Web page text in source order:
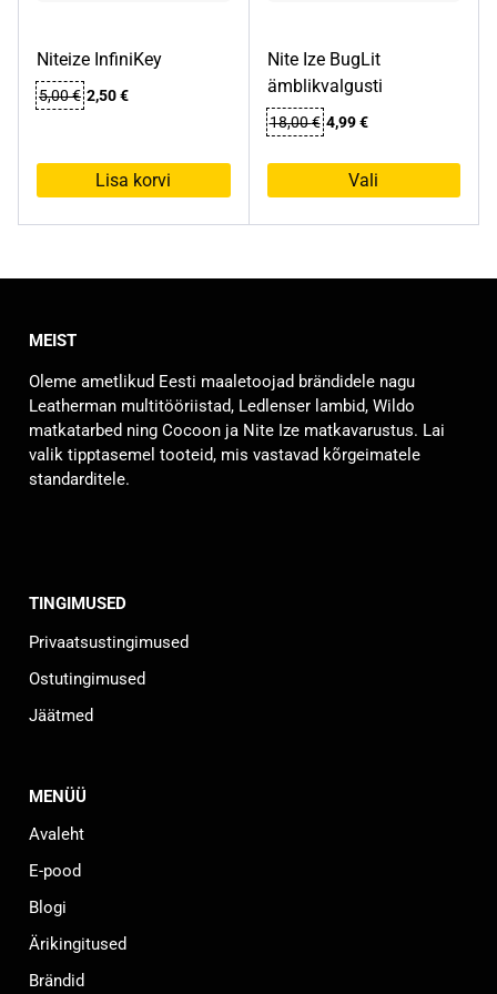
Niteize InfiniKey
5,00€ Algne
2,50€Praegune
Lisa korvi
Nite Ize BugLit
ämblikvalgusti
18,00€ Algne
oli:
18,00 €.
4,99€Praegune
on:
4,99 €.
Vali
saab
teha
tootelehel.
MEIST
Oleme ametlikud Eesti maaletoojad brändidele nagu
Leatherman multitööriistad, Ledlenser lambid, Wildo
matkatarbed ning Cocoon ja Nite Ize matkavarustus. Lai
valik tipptasemel tooteid, mis vastavad kõrgeimatele
standarditele.
TINGIMUSED
Privaatsustingimused
Ostutingimused
Jäätmed
MENÜÜ
Avaleht
E-pood
Blogi
Ärikingitused
Brändid